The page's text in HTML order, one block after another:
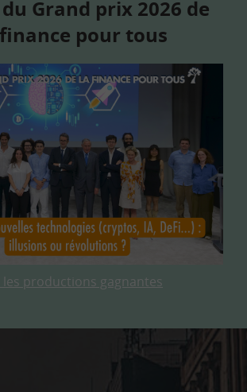
Grand prix 2026 de
pour tous
productions gagnantes